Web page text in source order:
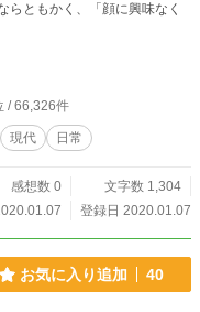
らともかく、「顔に興味なく
/ 66,326件
現代 日常
感想数 0
文字数 1,304
登録日 2020.01.07
お気に入り追加 40